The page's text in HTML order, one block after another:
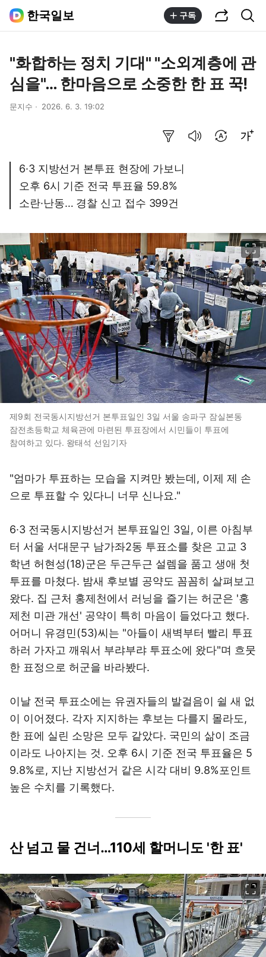
한국일보 구독
"화합하는 정치 기대" "소외계층에 관
심을"… 한마음으로 소중한 한 표 꾹!
문지수 2026. 6. 3. 19:02
6·3 지방선거 본투표 현장에 가보니
오후 6시 기준 전국 투표율 59.8%
소란·난동… 경찰 신고 접수 399건
제9회 전국동시지방선거 본투표일인 3일 서울 송파구 잠실본동
잠전초등학교 체육관에 마련된 투표장에서 시민들이 투표에
참여하고 있다. 왕태석 선임기자
"엄마가 투표하는 모습을 지켜만 봤는데, 이제 제 손
으로 투표할 수 있다니 너무 신나요."
6·3 전국동시지방선거 본투표일인 3일, 이른 아침부
터 서울 서대문구 남가좌2동 투표소를 찾은 고교 3
학년 허현성(18)군은 두근두근 설렘을 품고 생애 첫
투표를 마쳤다. 밤새 후보별 공약도 꼼꼼히 살펴보고
왔다. 집 근처 홍제천에서 러닝을 즐기는 허군은 '홍
제천 미관 개선' 공약이 특히 마음이 들었다고 했다.
어머니 유경민(53)씨는 "아들이 새벽부터 빨리 투표
하러 가자고 깨워서 부랴부랴 투표소에 왔다"며 흐뭇
한 표정으로 허군을 바라봤다.
이날 전국 투표소에는 유권자들의 발걸음이 쉴 새 없
이 이어졌다. 각자 지지하는 후보는 다를지 몰라도,
한 표에 실린 소망은 모두 같았다. 국민의 삶이 조금
이라도 나아지는 것. 오후 6시 기준 전국 투표율은 5
9.8%로, 지난 지방선거 같은 시각 대비 9.8%포인트
높은 수치를 기록했다.
산 넘고 물 건너…110세 할머니도 '한 표'